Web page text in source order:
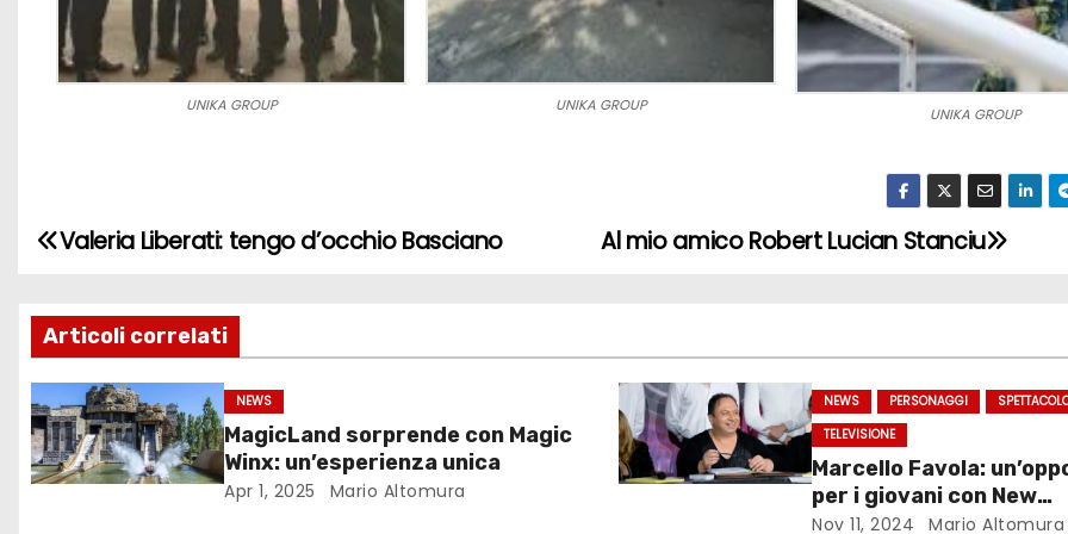
UNIKA GROUP UNIKA GROUP UNIKA GROUP
N
v
i
g
Al mio amico Robert Lucian Stanciu
Valeria Liberati: tengo d’occhio Basciano
Articoli correlati
NEWS
MagicLand sorprende con Magic
Winx: un’esperienza unica
Apr 1, 2025 Mario Altomura
NEWS PERSONAGGI
TELEVISIONE
Marcello Favola:
per i giovani con New
Generations
Nov 11, 2024 Mario Altomura